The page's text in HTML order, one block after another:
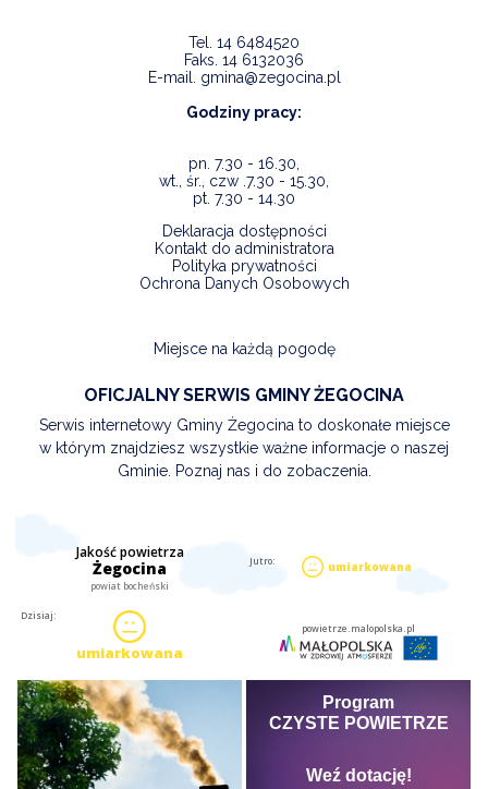
Tel. 14 6484520
Faks. 14 6132036
E-mail. gmina@zegocina.pl
Godziny pracy:
pn. 7.30 - 16.30,
wt., śr., czw .7.30 - 15.30,
pt. 7.30 - 14.30
Deklaracja dostępności
Kontakt do administratora
Polityka prywatności
Ochrona Danych Osobowych
Miejsce na każdą pogodę
OFICJALNY SERWIS GMINY ŻEGOCINA
Serwis internetowy Gminy Żegocina to doskonałe miejsce
w którym znajdziesz wszystkie ważne informacje o naszej
Gminie. Poznaj nas i do zobaczenia.